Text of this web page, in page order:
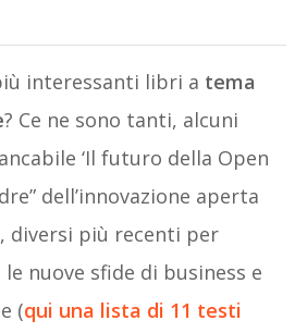
interessanti libri a tema
? Ce ne sono tanti, alcuni
‘Il futuro della Open
dell’innovazione aperta
diversi più recenti per
nuove sfide di business e
(qui una lista di 11 testi